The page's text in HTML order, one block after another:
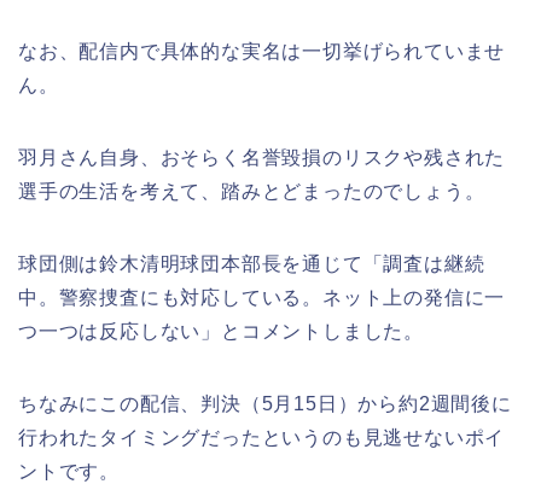
なお、配信内で具体的な実名は一切挙げられていませ
ん。
羽月さん自身、おそらく名誉毀損のリスクや残された
選手の生活を考えて、踏みとどまったのでしょう。
球団側は鈴木清明球団本部長を通じて「調査は継続
中。警察捜査にも対応している。ネット上の発信に一
つ一つは反応しない」とコメントしました。
ちなみにこの配信、判決（5月15日）から約2週間後に
行われたタイミングだったというのも見逃せないポイ
ントです。